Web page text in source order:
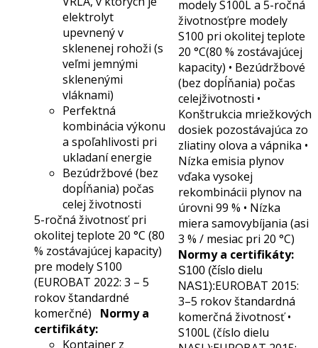
elektrolyt
upevnený v
sklenenej rohoži (s
veľmi jemnými
sklenenými
vláknami)
Perfektná
kombinácia výkonu
a spoľahlivosti pri
ukladaní energie
Bezúdržbové (bez
dopĺňania) počas
celej životnosti
5-ročná životnosť pri
okolitej teplote 20 °C (80
% zostávajúcej kapacity)
pre modely S100
(EUROBAT 2022: 3 – 5
rokov štandardné
komerčné) Normy a
certifikáty:
Kontajner z
modely S100L a 5-ročná
životnosťpre modely
S100 pri okolitej teplote
20 °C(80 % zostávajúcej
kapacity) • Bezúdržbové
(bez dopĺňania) počas
celejživotnosti •
Konštrukcia mriežkových
dosiek pozostávajúca zo
zliatiny olova a vápnika •
Nízka emisia plynov
vďaka vysokej
rekombinácii plynov na
úrovni 99 % • Nízka
miera samovybíjania (asi
3 % / mesiac pri 20 °C)
Normy a certifikáty:
S100 (číslo dielu
NAS1):EUROBAT 2015:
3–5 rokov štandardná
komerčná životnosť •
S100L (číslo dielu